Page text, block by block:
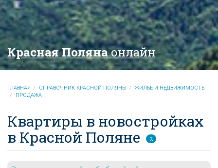
Красная Полянаонлайн
ГЛАВНАЯ СПРАВОЧНИК КРАСНОЙ ПОЛЯНЫ
ЖИЛЬЕ И НЕДВИЖИМОСТЬ
ПРОДАЖА
Квартиры в новостройках
в Красной Поляне
2